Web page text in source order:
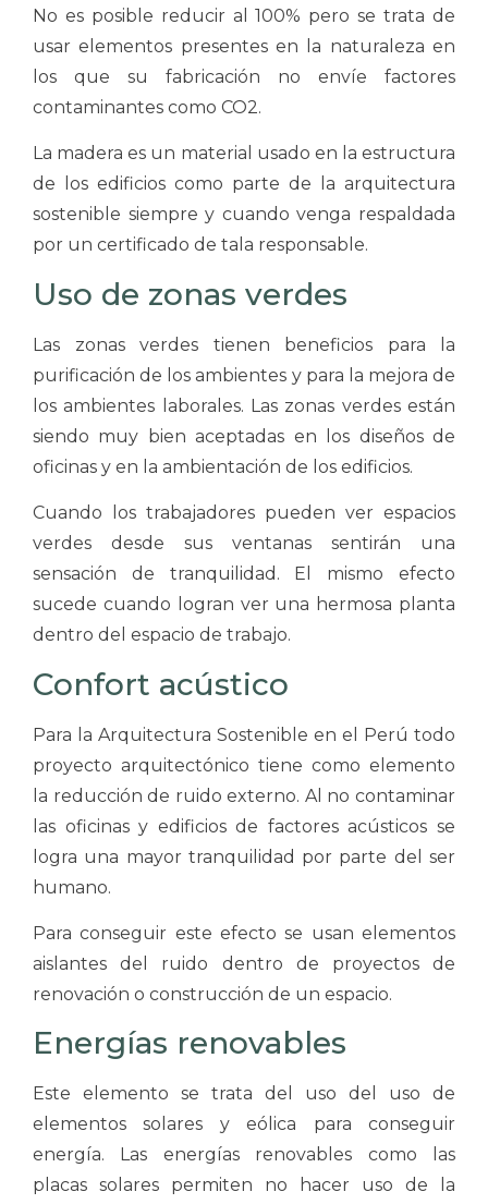
No es posible reducir al 100% pero se trata de
usar elementos presentes en la naturaleza en
los que su fabricación no envíe factores
contaminantes como CO2.
La madera es un material usado en la estructura
de los edificios como parte de la arquitectura
sostenible siempre y cuando venga respaldada
por un certificado de tala responsable.
Uso de zonas verdes
Las zonas verdes tienen beneficios para la
purificación de los ambientes y para la mejora de
los ambientes laborales. Las zonas verdes están
siendo muy bien aceptadas en los diseños de
oficinas y en la ambientación de los edificios.
Cuando los trabajadores pueden ver espacios
verdes desde sus ventanas sentirán una
sensación de tranquilidad. El mismo efecto
sucede cuando logran ver una hermosa planta
dentro del espacio de trabajo.
Confort acústico
Para la Arquitectura Sostenible en el Perú todo
proyecto arquitectónico tiene como elemento
la reducción de ruido externo. Al no contaminar
las oficinas y edificios de factores acústicos se
logra una mayor tranquilidad por parte del ser
humano.
Para conseguir este efecto se usan elementos
aislantes del ruido dentro de proyectos de
renovación o construcción de un espacio.
Energías renovables
Este elemento se trata del uso del uso de
elementos solares y eólica para conseguir
energía. Las energías renovables como las
placas solares permiten no hacer uso de la